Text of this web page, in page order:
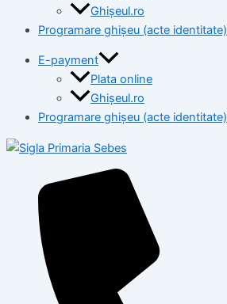
Ghișeul.ro
Programare ghișeu (acte identitate)
E-payment
Plata online
Ghișeul.ro
Programare ghișeu (acte identitate)